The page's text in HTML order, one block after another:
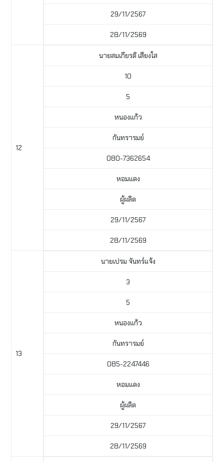
29/11/2567
28/11/2569
12
นายสมเกียรติ เสียงใส
10
5
หนองแก้ว
กันทรารมย์
080-7362654
หอมแดง
ผู้ผลิต
29/11/2567
28/11/2569
13
นายเปรม จันทร์แจ้ง
3
5
หนองแก้ว
กันทรารมย์
085-2247446
หอมแดง
ผู้ผลิต
29/11/2567
28/11/2569